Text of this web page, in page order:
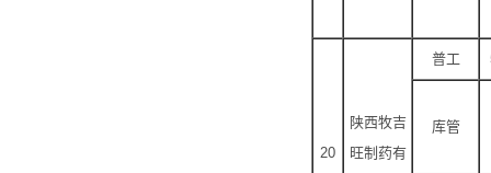
20
陕西牧吉
旺制药有
普工
库管